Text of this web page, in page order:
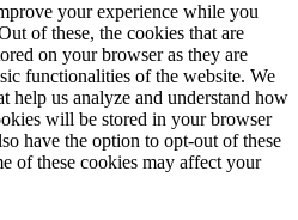
your experience while you
of these, the cookies that are
on your browser as they are
functionalities of the website. We
help us analyze and understand how
will be stored in your browser
have the option to opt-out of these
of these cookies may affect your